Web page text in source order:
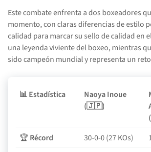
Este combate enfrenta a dos boxeadores
momento, con claras diferencias de estilo
calidad para marcar su sello de calidad en
una leyenda viviente del boxeo, mientras
sido campeón mundial y representa un
📊Estadística
Naoya Inoue
(🇯🇵)
🏆 Récord 30-0-0 (27 KOs)